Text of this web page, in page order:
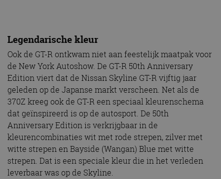
Legendarische kleur
Ook de GT-R ontkwam niet aan feestelijk maatpak voor
de New York Autoshow. De GT-R 50th Anniversary
Edition viert dat de Nissan Skyline GT-R vijftig jaar
geleden op de Japanse markt verscheen. Net als de
370Z kreeg ook de GT-R een speciaal kleurenschema
dat geïnspireerd is op de autosport. De 50th
Anniversary Edition is verkrijgbaar in de
kleurencombinaties wit met rode strepen, zilver met
witte strepen en Bayside (Wangan) Blue met witte
strepen. Dat is een speciale kleur die in het verleden
leverbaar was op de Skyline.